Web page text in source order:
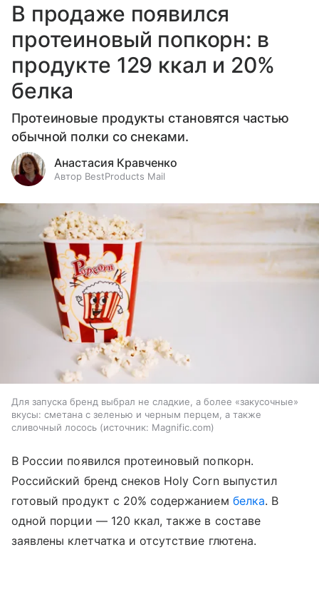
В продаже появился
протеиновый попкорн: в
продукте 129 ккал и 20%
белка
Протеиновые продукты становятся частью
обычной полки со снеками.
Анастасия Кравченко
Автор BestProducts Mail
Для запуска бренд выбрал не сладкие, а более «закусочные»
вкусы: сметана с зеленью и черным перцем, а также
сливочный лосось
источник: Magnific.com
В России появился протеиновый попкорн.
Российский бренд снеков Holy Corn выпустил
готовый продукт с 20% содержанием белка. В
одной порции — 120 ккал, также в составе
заявлены клетчатка и отсутствие глютена.